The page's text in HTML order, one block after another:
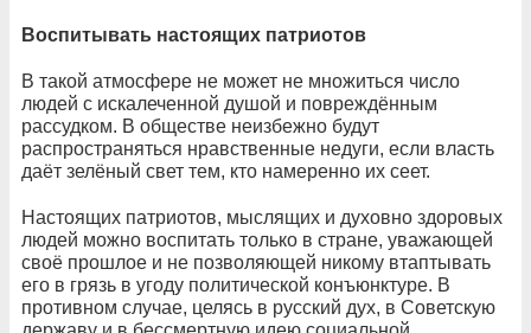
Воспитывать настоящих патриотов
В такой атмосфере не может не множиться число
людей с искалеченной душой и повреждённым
рассудком. В обществе неизбежно будут
распространяться нравственные недуги, если власть
даёт зелёный свет тем, кто намеренно их сеет.
Настоящих патриотов, мыслящих и духовно здоровых
людей можно воспитать только в стране, уважающей
своё прошлое и не позволяющей никому втаптывать
его в грязь в угоду политической конъюнктуре. В
противном случае, целясь в русский дух, в Советскую